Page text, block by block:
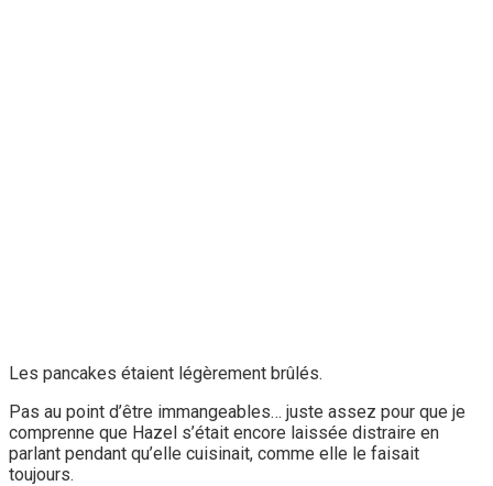
Les pancakes étaient légèrement brûlés.
Pas au point d’être immangeables… juste assez pour que je
comprenne que Hazel s’était encore laissée distraire en
parlant pendant qu’elle cuisinait, comme elle le faisait
toujours.